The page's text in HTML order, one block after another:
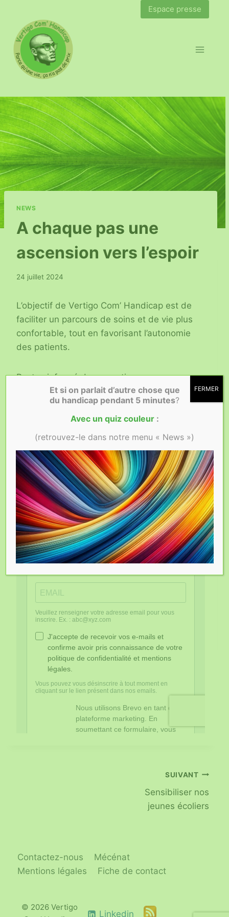
Espace presse
NEWS
A chaque pas une
ascension vers l’espoir
24 juillet 2024
L’objectif de Vertigo Com’ Handicap est de
faciliter un parcours de soins et de vie plus
confortable, tout en favorisant l’autonomie
des patients.
Restez informé de nos actions :
SUIVANT
Sensibiliser nos
jeunes écoliers
Contactez-nous
Mécénat
Mentions légales
Fiche de contact
© 2026 Vertigo
Linkedin
Et si on parlait d’autre chose que
du handicap pendant 5 minutes?
Avec un quiz couleur :
(retrouvez-le dans notre menu « News »)
FERMER